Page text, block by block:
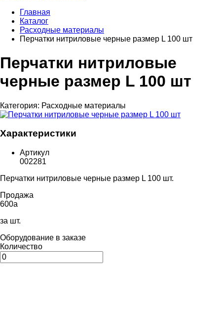
Главная
Каталог
Расходные материалы
Перчатки нитриловые черные размер L 100 шт
Перчатки нитриловые
черные размер L 100 шт
Категория: Расходные материалы
Характеристики
Артикул
002281
Перчатки нитриловые черные размер L 100 шт.
Продажа
600a
за шт.
Оборудование в заказе
Количество